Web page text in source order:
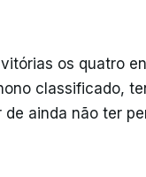
os quatro
classificado,
ainda não ter